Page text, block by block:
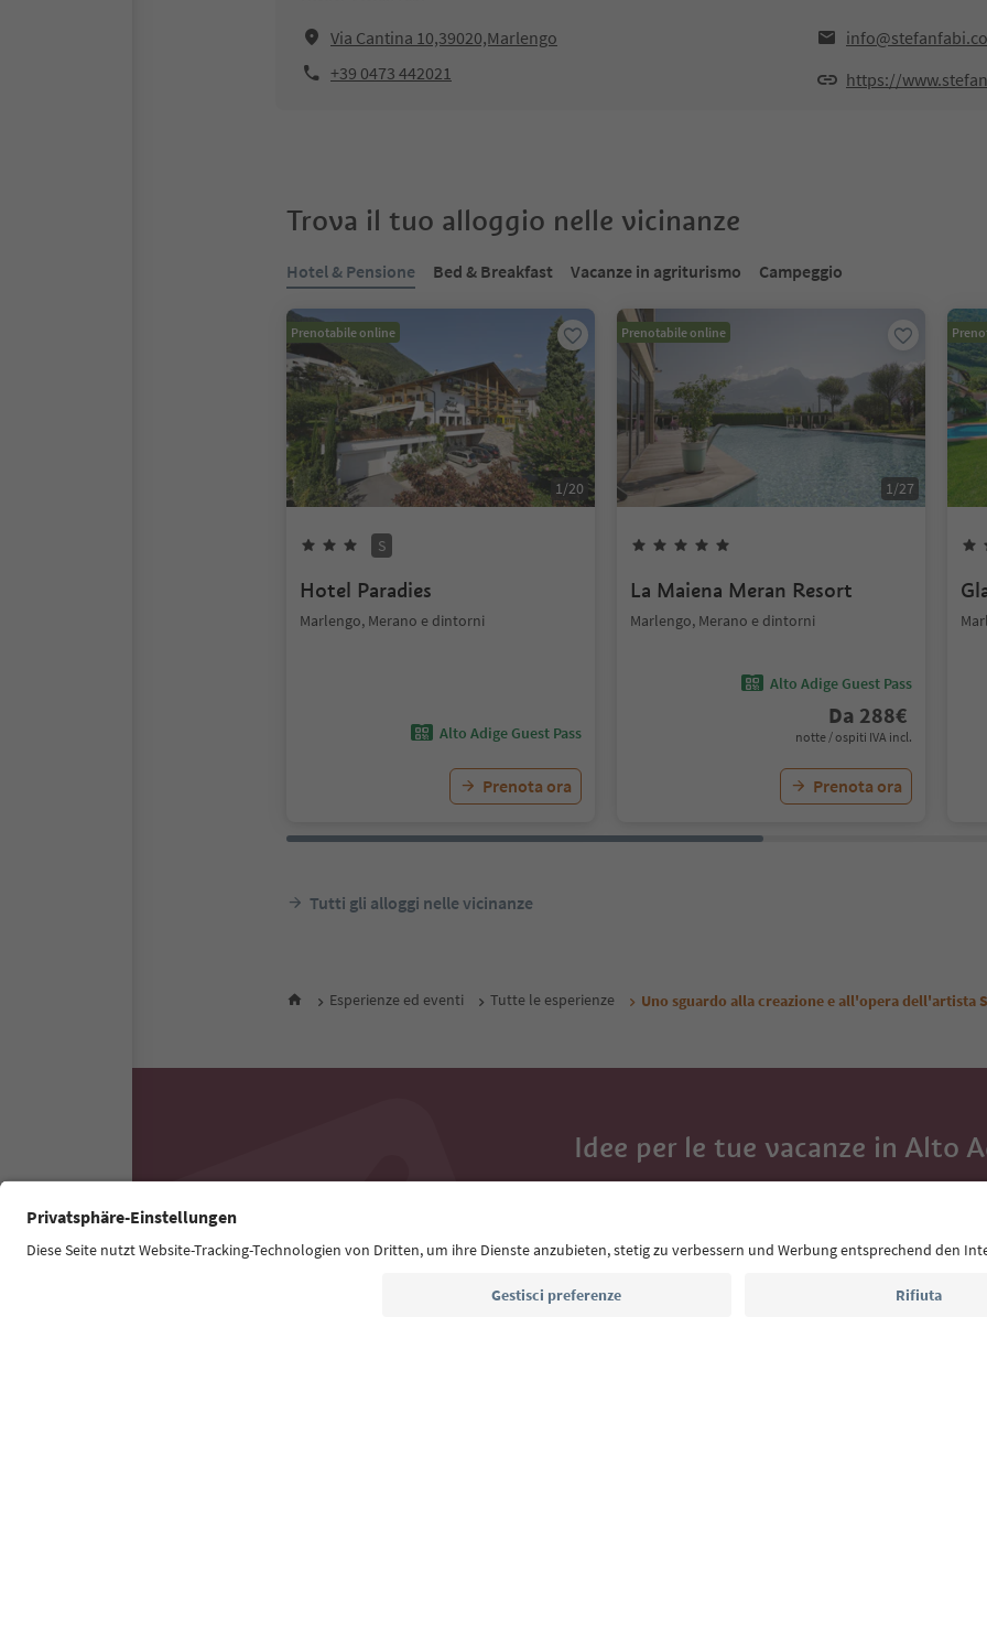
Via Cantina 10,39020,Marlengo
+39 0473 442021
https://
Trova il tuo alloggio nelle vicinanze
Hotel & Pensione Bed & Breakfast Vacanze in agriturismo Campeggio
Prenotabile online
1/20
S
Hotel Paradies
Marlengo, Merano e dintorni
Alto Adige Guest Pass
Prenota ora
Prenotabile online
1/27
La Maiena Meran Resort
Marlengo, Merano e dintorni
Alto Adige Guest Pass
Da 288€
notte / ospiti IVA incl.
Prenota ora
Tutti gli alloggi nelle vicinanze
Esperienze ed eventi Tutte le esperienze Uno sguardo alla creazione e all'opera dell'artista
Idee per le tue vacanze in Alto
Indirizzo e-mail*